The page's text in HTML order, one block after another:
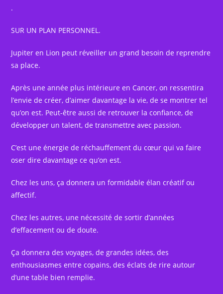
.
SUR UN PLAN PERSONNEL.
Jupiter en Lion peut réveiller un grand besoin de reprendre
sa place.
Après une année plus intérieure en Cancer, on ressentira
l’envie de créer, d’aimer davantage la vie, de se montrer tel
qu’on est. Peut-être aussi de retrouver la confiance, de
développer un talent, de transmettre avec passion.
C’est une énergie de réchauffement du cœur qui va faire
oser dire davantage ce qu’on est.
Chez les uns, ça donnera un formidable élan créatif ou
affectif.
Chez les autres, une nécessité de sortir d’années
d’effacement ou de doute.
Ça donnera des voyages, de grandes idées, des
enthousiasmes entre copains, des éclats de rire autour
d’une table bien remplie.